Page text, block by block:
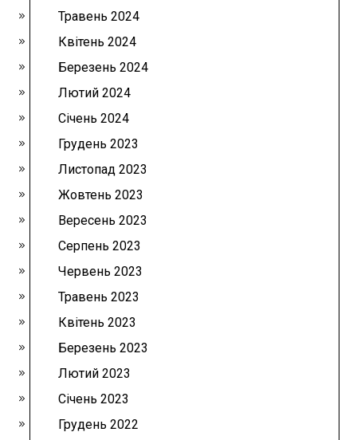
Травень 2024
Квітень 2024
Березень 2024
Лютий 2024
Січень 2024
Грудень 2023
Листопад 2023
Жовтень 2023
Вересень 2023
Серпень 2023
Червень 2023
Травень 2023
Квітень 2023
Березень 2023
Лютий 2023
Січень 2023
Грудень 2022